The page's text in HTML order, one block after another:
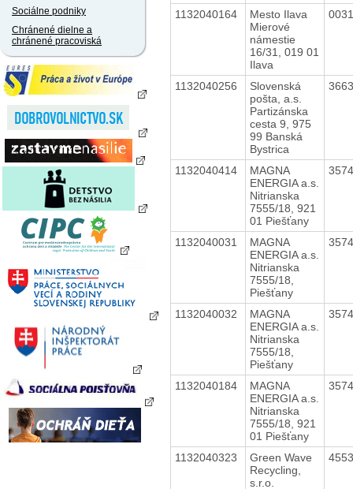
Sociálne podniky
Chránené dielne a
chránené pracoviská
1132040164
Mesto Ilava
Mierové
námestie
16/31, 019 01
Ilava
1132040256
Slovenská
pošta, a.s.
Partizánska
cesta 9, 975
99 Banská
Bystrica
1132040414
MAGNA
ENERGIA a.s.
Nitrianska
7555/18, 921
01 Piešťany
1132040031
MAGNA
ENERGIA a.s.
Nitrianska
7555/18,
Piešťany
1132040032
MAGNA
ENERGIA a.s.
Nitrianska
7555/18,
Piešťany
1132040184
MAGNA
ENERGIA a.s.
Nitrianska
7555/18, 921
01 Piešťany
1132040323
Green Wave
Recycling,
s.r.o.